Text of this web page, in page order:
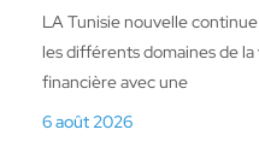
LA Tunisie nouvelle
les différents domaines de
financière avec une
6 août 2026